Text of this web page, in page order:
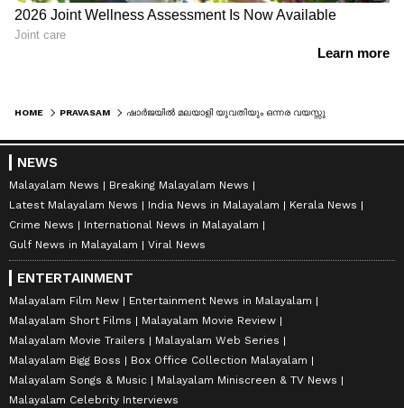
HOME PRAVASAM
NEWS
Malayalam News
Breaking Malayalam News
Latest Malayalam News
India News in Malayalam
Kerala News
Crime News
International News in Malayalam
Gulf News in Malayalam
Viral News
ENTERTAINMENT
Malayalam Film New
Entertainment News in Malayalam
Malayalam Short Films
Malayalam Movie Review
Malayalam Movie Trailers
Malayalam Web Series
Malayalam Bigg Boss
Box Office Collection Malayalam
Malayalam Songs & Music
Malayalam Miniscreen & TV News
Malayalam Celebrity Interviews